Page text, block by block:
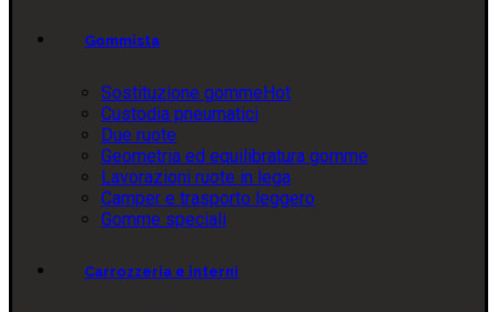
Gommista
Sostituzione gommeHot
Custodia pneumatici
Due ruote
Geometria ed equilibratura gomme
Lavorazioni ruote in lega
Camper e trasporto leggero
Gomme speciali
Carrozzeria e interni